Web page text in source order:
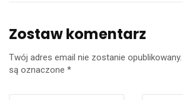
Zostaw komentarz
Twój adres email nie zostanie opublikowany.
są oznaczone *